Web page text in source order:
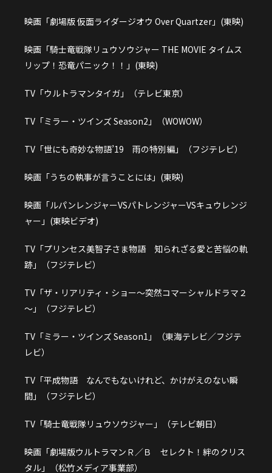
映画「劇場版 仮面ライダージオウ Over Quartzer」(東映)
映画「騎士竜戦隊リュウソウジャー THE MOVIE タイムス
リップ！恐竜パニック！！」(東映)
TV「ウルトラマンタイガ」（テレビ東京）
TV「ミラー・ツインズ Season2」（WOWOW）
TV「世にも奇妙な物語’19 雨の特別編」（フジテレビ）
映画「うちの執事が言うことには」(東映)
映画「ルパンレンジャーVSパトレンジャーVSキュウレンジ
ャー」(東映ビデオ)
TV「プリンセス美智子さま物語 知られざる愛と苦悩の軌
跡」（フジテレビ）
TV「ザ・リアリティ・ショー～突然コマーシャルドラマ２
～」（フジテレビ）
TV「ミラー・ツインズ Season1」（東海テレビ／フジテ
レビ）
TV「平成物語 なんでもないけれど、かけがえのない瞬
間」（フジテレビ）
TV「騎士竜戦隊リュウソウジャー」（テレビ朝日）
映画「劇場版ウルトラマンＲ／Ｂ セレクト！絆のクリス
タル」（松竹メディア事業部）